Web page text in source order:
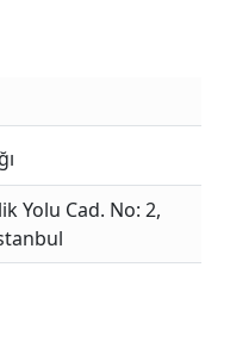
Yolu Cad. No: 2,